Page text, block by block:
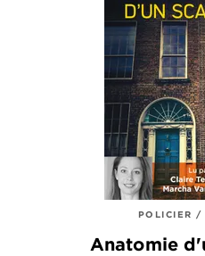
POLICIER /
Anatomie